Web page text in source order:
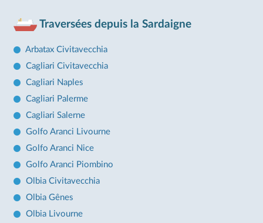
Traversées depuis la Sardaigne
Arbatax Civitavecchia
Cagliari Civitavecchia
Cagliari Naples
Cagliari Palerme
Cagliari Salerne
Golfo Aranci Livourne
Golfo Aranci Nice
Golfo Aranci Piombino
Olbia Civitavecchia
Olbia Gênes
Olbia Livourne